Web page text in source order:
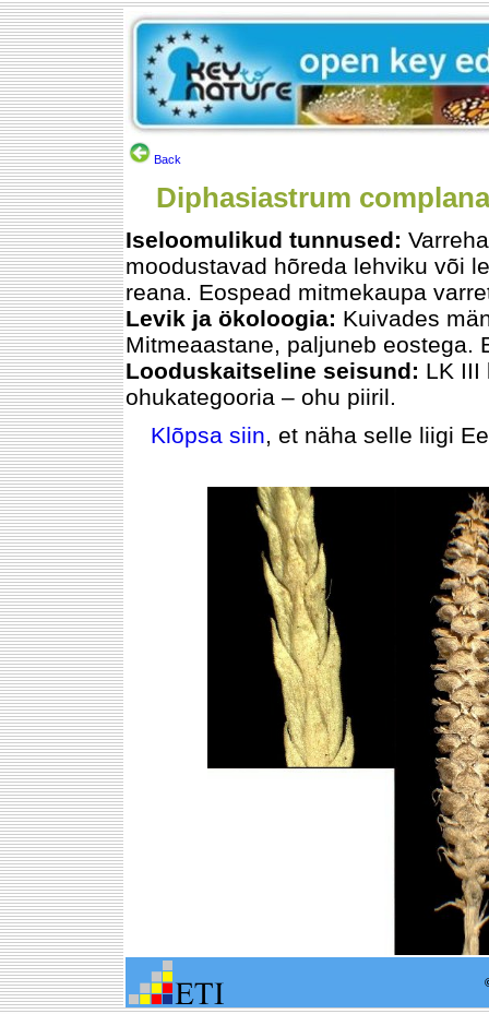
Back
Diphasiastrum
Iseloomulikud tunnused:
moodustavad hõreda lehviku või
reana. Eospead mitmekaupa
Levik ja ökoloogia: Kuivades
Mitmeaastane, paljuneb eostega.
Looduskaitseline seisund: LK III
ohukategooria – ohu piiril.
Klõpsa siin, et näha selle liigi